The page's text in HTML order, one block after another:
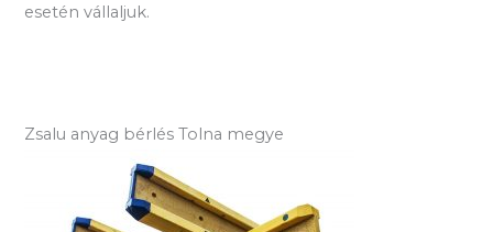
esetén vállaljuk.
Zsalu anyag bérlés Tolna megye